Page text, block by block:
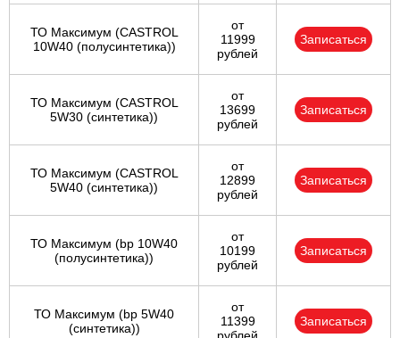
ТО Максимум (CASTROL
10W40 (полусинтетика))
от
11999
рублей
Записаться
ТО Максимум (CASTROL
5W30 (синтетика))
от
13699
рублей
Записаться
ТО Максимум (CASTROL
5W40 (синтетика))
от
12899
рублей
Записаться
ТО Максимум (bp 10W40
(полусинтетика))
от
10199
рублей
Записаться
ТО Максимум (bp 5W40
(синтетика))
от
11399
Записаться